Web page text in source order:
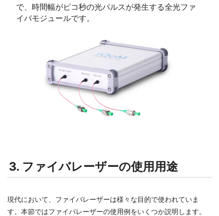
で、時間幅がピコ秒の光パルスが発生する全光ファ
イバモジュールです。
3. ファイバレーザーの使用用途
現代において、ファイバレーザーは様々な目的で使われていま
す。本節ではファイバレーザーの使用例をいくつか説明します。